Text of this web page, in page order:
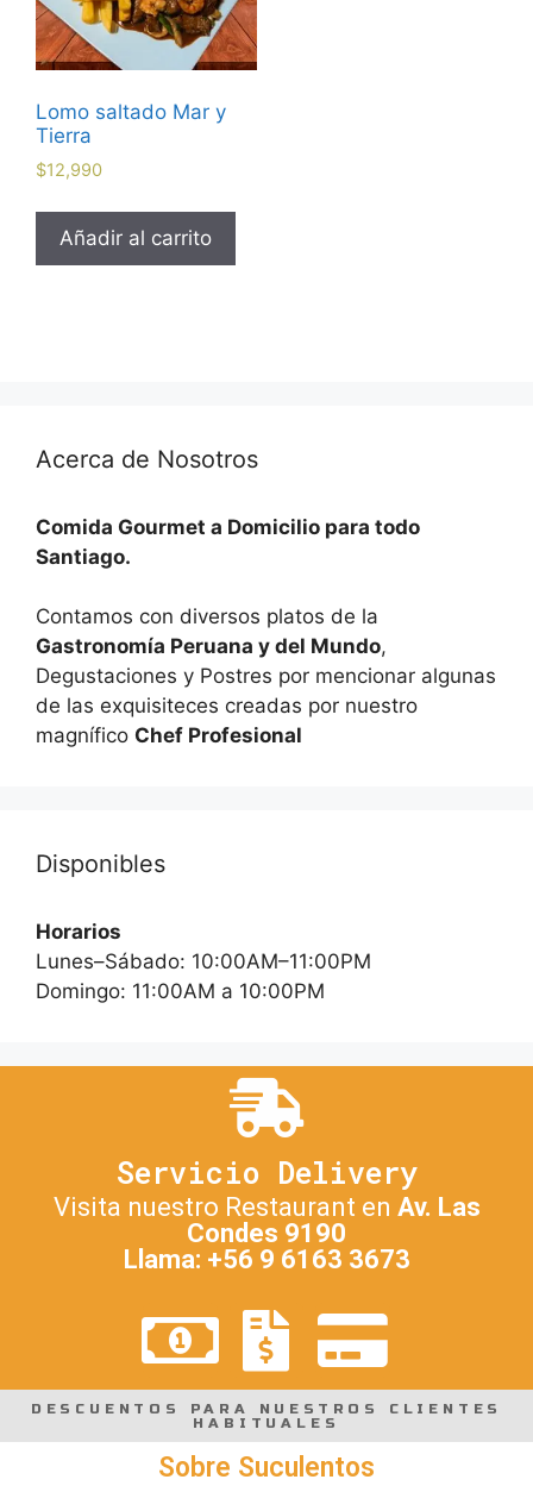
Lomo saltado Mar y
Tierra
$12,990
Añadir al carrito
Acerca de Nosotros
Comida Gourmet a Domicilio para todo
Santiago.
Contamos con diversos platos de la
Gastronomía Peruana y del Mundo,
Degustaciones y Postres por mencionar algunas
de las exquisiteces creadas por nuestro
magnífico Chef Profesional
Disponibles
Horarios
Lunes–Sábado: 10:00AM–11:00PM
Domingo: 11:00AM a 10:00PM
Servicio Delivery
Visita nuestro Restaurant en Av. Las
Condes 9190
Llama: +56 9 6163 3673
DESCUENTOS PARA NUESTROS CLIENTES
HABITUALES
Sobre Suculentos